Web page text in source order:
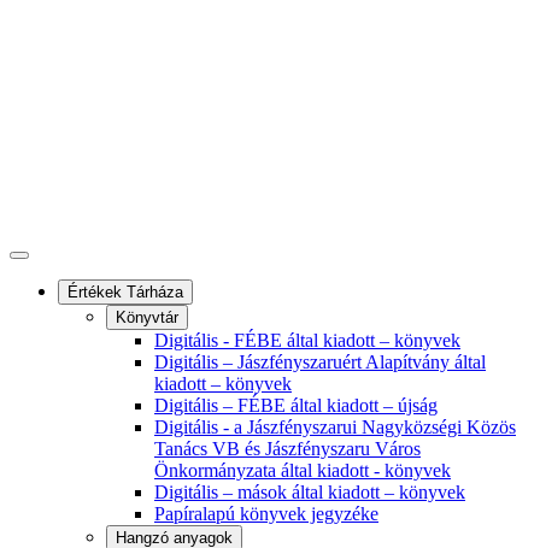
Értékek Tárháza
Könyvtár
Digitális - FÉBE által kiadott – könyvek
Digitális – Jászfényszaruért Alapítvány által
kiadott – könyvek
Digitális – FÉBE által kiadott – újság
Digitális - a Jászfényszarui Nagyközségi Közös
Tanács VB és Jászfényszaru Város
Önkormányzata által kiadott - könyvek
Digitális – mások által kiadott – könyvek
Papíralapú könyvek jegyzéke
Hangzó anyagok